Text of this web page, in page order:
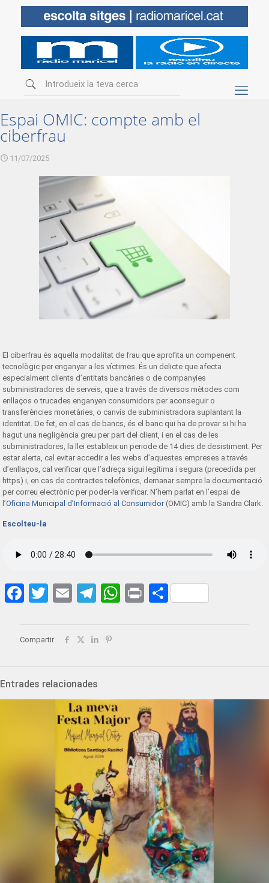
Espai OMIC: compte amb el
ciberfrau
11/07/2025
El ciberfrau és aquella modalitat de frau que aprofita un compenent
tecnològic per enganyar a les víctimes. És un delicte que afecta
especialment clients d’entitats bancàries o de companyies
subministradores de serveis, que a través de diversos mètodes com
enllaços o trucades enganyen consumidors per aconseguir o
transferències monetàries, o canvis de subministradora suplantant la
identitat. De fet, en el cas de bancs, és el banc qui ha de provar si hi ha
hagut una negligència greu per part del client, i en el cas de les
subministradores, la llei estableix un periode de 14 dies de desistiment. Per
estar alerta, cal evitar accedir a les webs d’aquestes empreses a través
d’enllaços, cal verificar que l’adreça sigui legítima i segura (precedida per
https) i, en cas de contractes telefònics, demanar sempre la documentació
per correu electrònic per poder-la verificar. N’hem parlat en l’espai de
l’Oficina Municipal d’Informació al Consumidor(OMIC) amb la Sandra Clark.
Escolteu-la
Facebook
Twitter
EmailTelegram
WhatsApp
PrintShare
Compartir
Entrades relacionades